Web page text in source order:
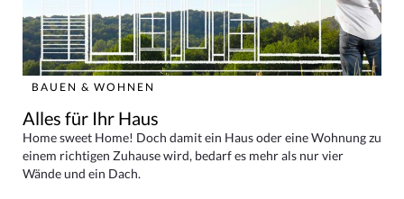
BAUEN & WOHNEN
Alles für Ihr Haus
Home sweet Home! Doch damit ein Haus oder eine Wohnung zu
einem richtigen Zuhause wird, bedarf es mehr als nur vier
Wände und ein Dach.